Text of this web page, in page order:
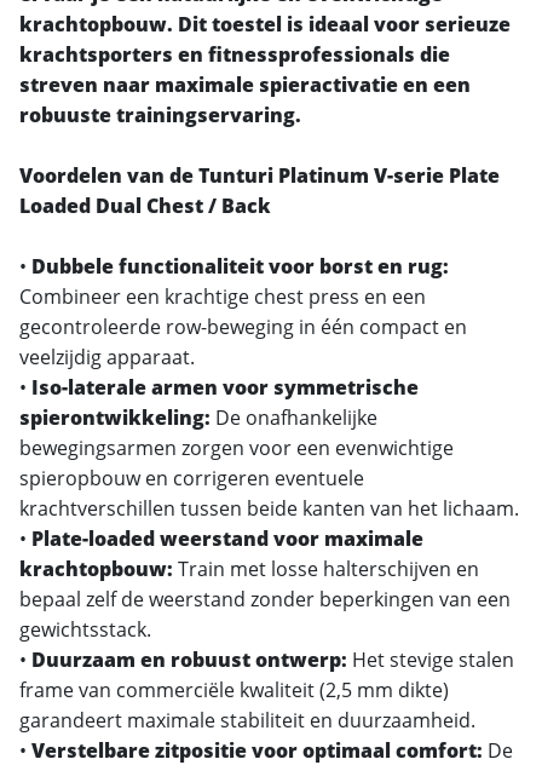
krachtopbouw. Dit toestel is ideaal voor serieuze
krachtsporters en fitnessprofessionals die
streven naar maximale spieractivatie en een
robuuste trainingservaring.
Voordelen van de Tunturi Platinum V-serie Plate
Loaded Dual Chest / Back
• Dubbele functionaliteit voor borst en rug:
Combineer een krachtige chest press en een
gecontroleerde row-beweging in één compact en
veelzijdig apparaat.
• Iso-laterale armen voor symmetrische
spierontwikkeling: De onafhankelijke
bewegingsarmen zorgen voor een evenwichtige
spieropbouw en corrigeren eventuele
krachtverschillen tussen beide kanten van het lichaam.
• Plate-loaded weerstand voor maximale
krachtopbouw: Train met losse halterschijven en
bepaal zelf de weerstand zonder beperkingen van een
gewichtsstack.
• Duurzaam en robuust ontwerp: Het stevige stalen
frame van commerciële kwaliteit (2,5 mm dikte)
garandeert maximale stabiliteit en duurzaamheid.
• Verstelbare zitpositie voor optimaal comfort: De